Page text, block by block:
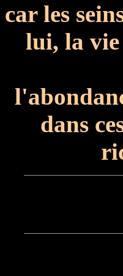
car les
lui, la
dans